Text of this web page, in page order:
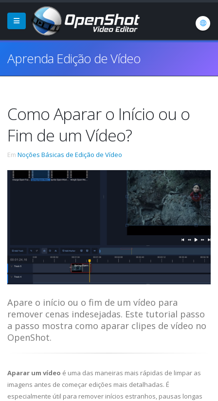
Aprenda Edição de Vídeo
Como Aparar o Início ou o
Fim de um Vídeo?
Em Noções Básicas de Edição de Vídeo
Apare o início ou o fim de um vídeo para
remover cenas indesejadas. Este tutorial passo
a passo mostra como aparar clipes de vídeo no
OpenShot.
Aparar um vídeo é uma das maneiras mais rápidas de limpar as
imagens antes de começar edições mais detalhadas. É
especialmente útil para remover inícios estranhos, pausas longas